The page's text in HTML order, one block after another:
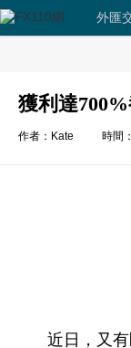
外匯
獲利達
作者：Kate 時間
近日，又